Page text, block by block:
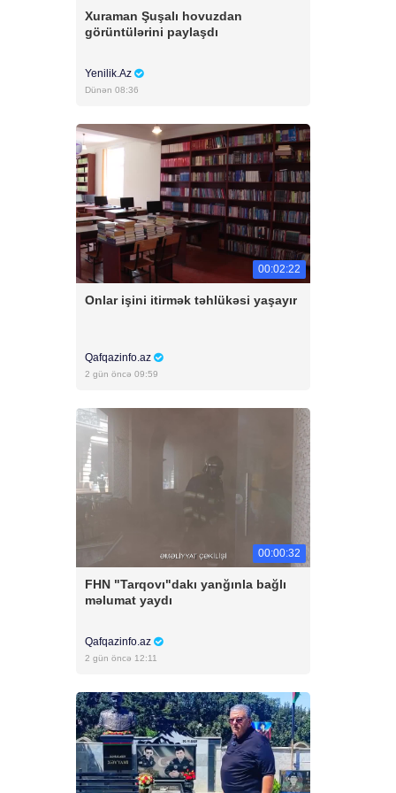
Xuraman Şuşalı hovuzdan
görüntülərini paylaşdı
Yenilik.Az
Dünən 08:36
00:02:22
Onlar işini itirmək təhlükəsi yaşayır
Qafqazinfo.az
2 gün öncə 09:59
00:00:32
FHN "Tarqovı"dakı yanğınla bağlı
məlumat yaydı
Qafqazinfo.az
2 gün öncə 12:11